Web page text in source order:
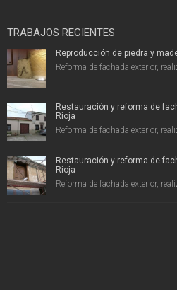
TRABAJOS RECIENTES
Reproducción de piedra y
Reforma de fachada exterior,
Restauración y reforma de
Rioja
Reforma de fachada exterior,
Restauración y reforma de
Rioja
Reforma de fachada exterior,